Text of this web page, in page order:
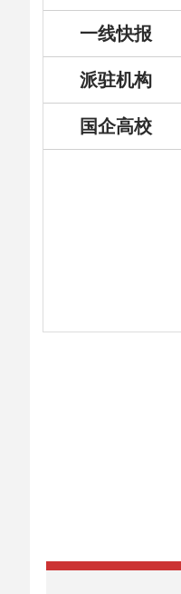
一线快报
派驻机构
国企高校